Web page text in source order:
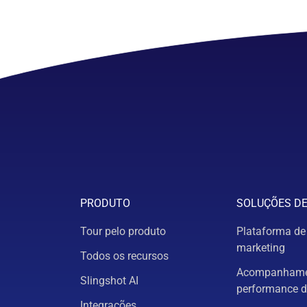
PRODUTO
Tour pelo produto
Todos os recursos
Slingshot AI
SOLUÇÕES
Plataforma
marketing
performance